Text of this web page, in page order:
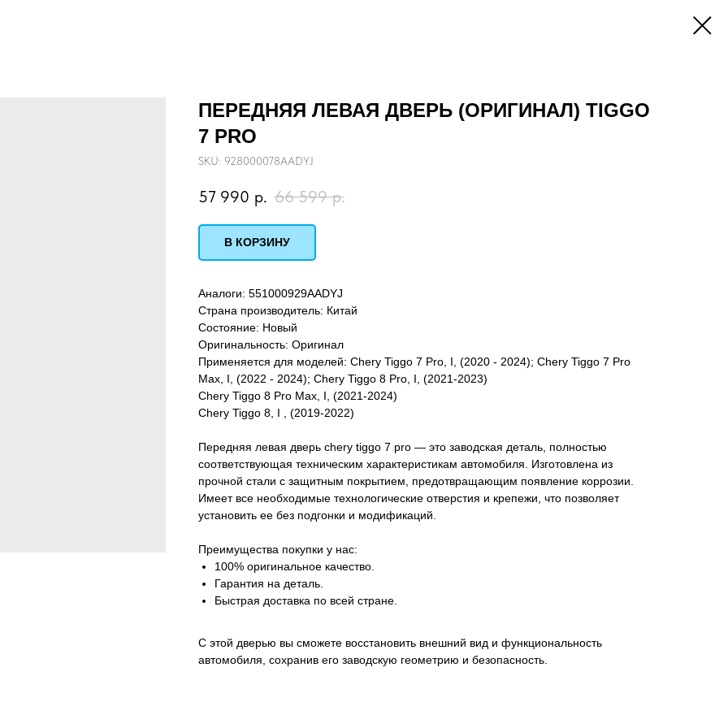
ПЕРЕДНЯЯ ЛЕВАЯ ДВЕРЬ (ОРИГИНАЛ) TIGGO
7 PRO
SKU: 928000078AADYJ
57 990 р. 66 599 р.
В КОРЗИНУ
Аналоги: 551000929AADYJ
Страна производитель: Китай
Состояние: Новый
Оригинальность: Оригинал
Применяется для моделей: Chery Tiggo 7 Pro, I, (2020 - 2024); Chery Tiggo 7 Pro
Max, I, (2022 - 2024); Chery Tiggo 8 Pro, I, (2021-2023)
Chery Tiggo 8 Pro Max, I, (2021-2024)
Chery Tiggo 8, I , (2019-2022)
Передняя левая дверь chery tiggo 7 pro — это заводская деталь, полностью
соответствующая техническим характеристикам автомобиля. Изготовлена из
прочной стали с защитным покрытием, предотвращающим появление коррозии.
Имеет все необходимые технологические отверстия и крепежи, что позволяет
установить ее без подгонки и модификаций.
Преимущества покупки у нас:
100% оригинальное качество.
Гарантия на деталь.
Быстрая доставка по всей стране.
С этой дверью вы сможете восстановить внешний вид и функциональность
автомобиля, сохранив его заводскую геометрию и безопасность.